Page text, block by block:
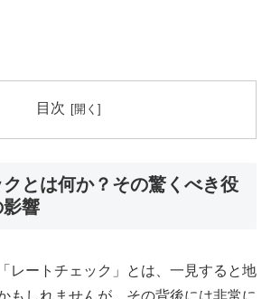
目次
とは何か？その驚くべき役
響
レートチェック」とは、一見すると地